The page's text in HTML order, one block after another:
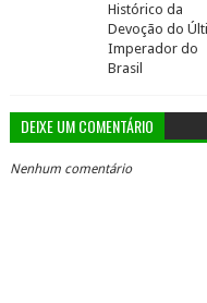
Histórico da
Devoção do
Imperador do
Brasil
DEIXE UM COMENTÁRIO
Nenhum comentário